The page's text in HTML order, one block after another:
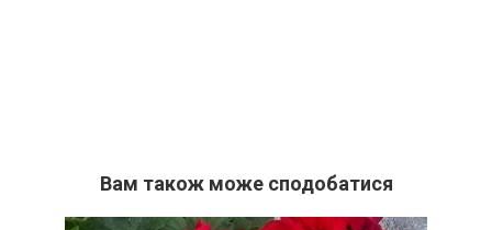
Вам також може сподобатися